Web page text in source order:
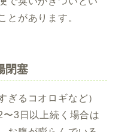
とがあります。
閉塞
ぎるコオロギなど）
3日以上続く場合は